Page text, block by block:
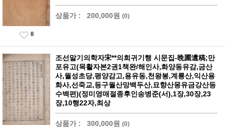
상품가 : 200,000원 (0)
0
조선말기의학자宋**의희귀기행 시문집-晩圃遺稿;만
포유고(목활자본2권1책완/해인사,화양동유감,금산
사,월성초당,평양감고,용유동,천왕봉,계룡산,익산용
화사,선죽교,등구월산망백두산,묘향산몽유금강산등
수백편)(정미영매절종후인송병준(서),1장,30장,23
장,10행22자,최상
상품가 : 300,000원 (0)